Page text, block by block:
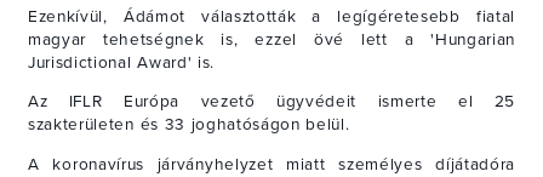
Ezenkívül, Ádámot választották a legígéretesebb fiatal
magyar tehetségnek is, ezzel övé lett a 'Hungarian
Jurisdictional Award' is.
Az IFLR Európa vezető ügyvédeit ismerte el 25
szakterületen és 33 joghatóságon belül.
A koronavírus járványhelyzet miatt személyes díjátadóra